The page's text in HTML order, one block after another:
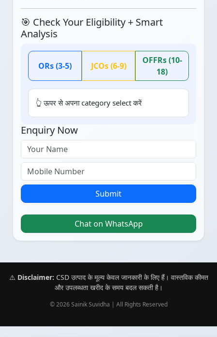
🎯 Check Your Eligibility + Smart
Analysis
ORs (3-5) JCOs (6-9)
OFFRs (10-
18)
👆 ऊपर से अपना category select करें
Enquiry Now
Submit
Chat on WhatsApp
⚠️ Disclaimer: CSD उत्पाद के मूल्य केवल जानकारी के लिए हैं। वास्तविक कीमत
और उपलब्धता खरीद के समय बदल सकती है।
© 2026 Sainik Suvidha | All Rights Reserved